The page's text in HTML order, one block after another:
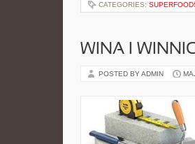
CATEGORIES:
WINA I
POSTED BY ADMIN